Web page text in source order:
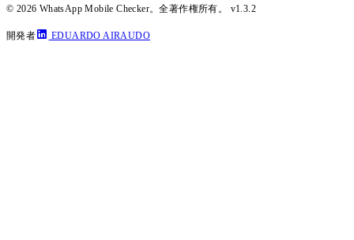
© 2026 WhatsApp Mobile Checker。全著作権所有。 v1.3.2
開発者 EDUARDO AIRAUDO